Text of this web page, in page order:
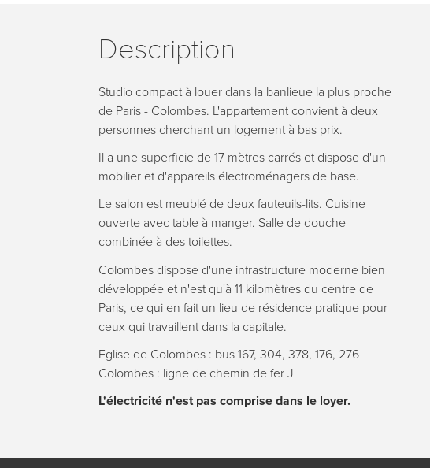
Description
Studio compact à louer dans la banlieue la plus proche
de Paris - Colombes. L'appartement convient à deux
personnes cherchant un logement à bas prix.
Il a une superficie de 17 mètres carrés et dispose d'un
mobilier et d'appareils électroménagers de base.
Le salon est meublé de deux fauteuils-lits. Cuisine
ouverte avec table à manger. Salle de douche
combinée à des toilettes.
Colombes dispose d'une infrastructure moderne bien
développée et n'est qu'à 11 kilomètres du centre de
Paris, ce qui en fait un lieu de résidence pratique pour
ceux qui travaillent dans la capitale.
Eglise de Colombes : bus 167, 304, 378, 176, 276
Colombes : ligne de chemin de fer J
L'électricité n'est pas comprise dans le loyer.